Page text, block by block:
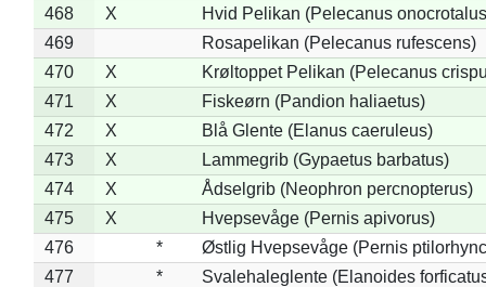
468
X
Hvid Pelikan (Pelecanus
469
Rosapelikan (Pelecanus rufescens)
470
X
Krøltoppet Pelikan (Pelecanus
471
X
Fiskeørn (Pandion haliaetus)
472
X
Blå Glente (Elanus caeruleus)
473
X
Lammegrib (Gypaetus barbatus)
474
X
Ådselgrib (Neophron percnopterus)
475
X
Hvepsevåge (Pernis apivorus)
476
*
Østlig Hvepsevåge (Pernis
477
*
Svalehaleglente (Elanoides